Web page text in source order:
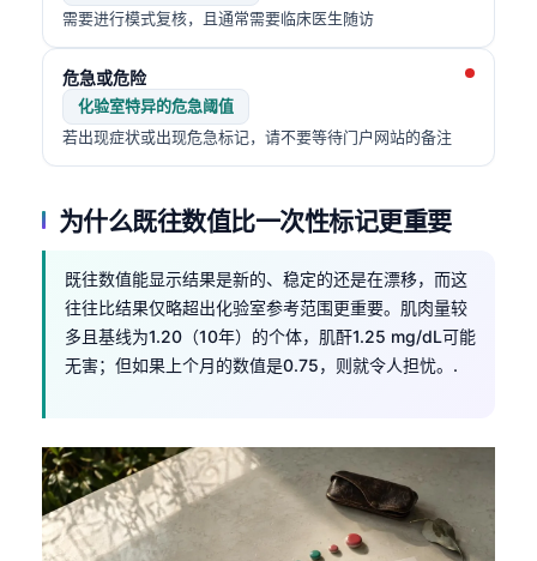
需要进行模式复核，且通常需要临床医生随访
危急或危险
化验室特异的危急阈值
若出现症状或出现危急标记，请不要等待门户网站的备注
为什么既往数值比一次性标记更重要
既往数值能显示结果是新的、稳定的还是在漂移，而这
往往比结果仅略超出化验室参考范围更重要。肌肉量较
多且基线为1.20（10年）的个体，肌酐1.25 mg/dL可能
无害；但如果上个月的数值是0.75，则就令人担忧。.